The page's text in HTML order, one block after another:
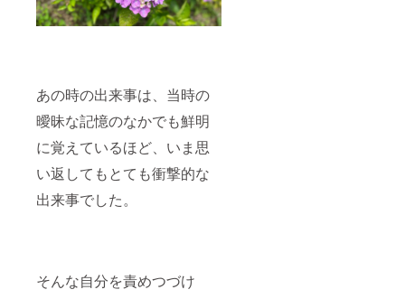
あの時の出来事は、当時の
曖昧な記憶のなかでも鮮明
に覚えているほど、いま思
い返してもとても衝撃的な
出来事でした。
そんな自分を責めつづけ